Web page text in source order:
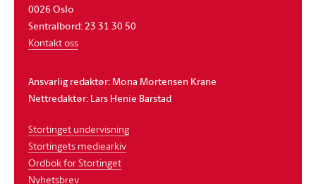
0026 Oslo
Sentralbord: 23 31 30 50
Kontakt oss
Ansvarlig redaktør: Mona Mortensen Krane
Nettredaktør: Lars Henie Barstad
Stortinget undervisning
Stortingets mediearkiv
Ordbok for Stortinget
Nyhetsbrev